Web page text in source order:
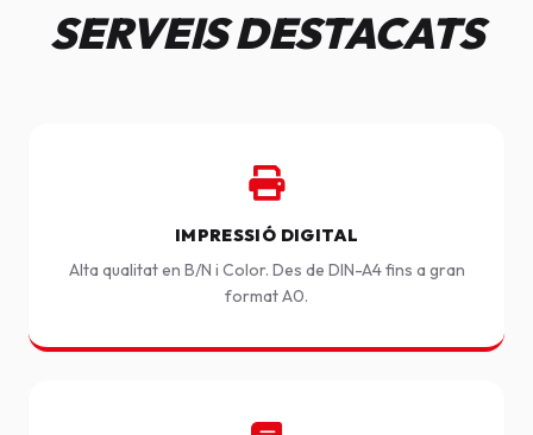
SERVEIS DESTACATS
IMPRESSIÓ DIGITAL
Alta qualitat en B/N i Color. Des de DIN-A4 fins a gran
format A0.